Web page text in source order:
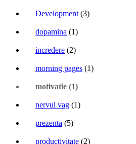
Development (3)
dopamina (1)
incredere (2)
morning pages (1)
motivatie (1)
nervul vag (1)
prezenta (5)
productivitate (2)